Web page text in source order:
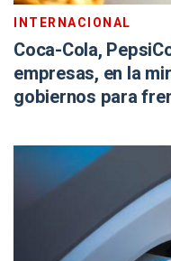
INTERNACIONAL
Coca-Cola,
empresas, en la
gobiernos para